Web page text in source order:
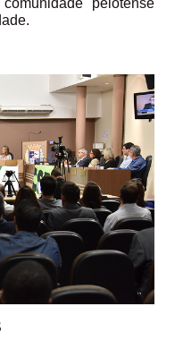
pelotense